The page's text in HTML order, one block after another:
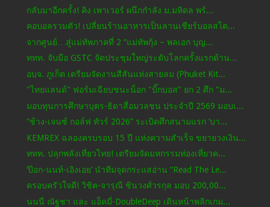
กลับมาอีกครั้ง! คิง เพาเวอร์ ผนึกกำลัง ม.มหิดล พร้...
คอบอลรวมตัว! เปลี่ยนร้านอาหารเป็นลานเชียร์บอลสไต...
จากศูนย์…สู่แม่ทัพภาคที่ 2 “แม่ทัพกุ้ง – พลเอก บุญ...
ททท. จับมือ GSTC จัดประชุมใหญ่ระดับโลกครั้งแรกด้าน...
อบจ. ภูเก็ต เตรียมจัดงานสีสันแห่งสายลม (Phuket Kit...
"ไทยแลนด์" ฟอร์มเฉียบชนะน็อก "บิ๊กบอส" ยก 2 ศึก "ม...
มอบทุนการศึกษาบุตร-ธิดาสื่อมวลชน ประจำปี 2569 มอบเ...
“ช้าง-เจนซ์ กอล์ฟ ทัวร์ 2026” ระเบิดศึกสนามแรก ‘บา...
KEMREX ฉลองครบรอบ 15 ปี แห่งความสำเร็จ ขยายวงเงิน...
ททท. ปลุกพลังเที่ยวไทย! เตรียมจัดมหกรรมท่องเที่ยวค...
‘ป๊อก-นนท์-เอิงเอย’ นำทีมจุดกระแสอ่าน “Read The Le...
ครอบครัวใจดี! วิชิต-จารุณี ชินวงศ์วรกุล มอบ 200,00...
นนนี่ ณัฐชา และ แอ็คมี่-DoubleDeep เดินหน้าพลิกเกม...